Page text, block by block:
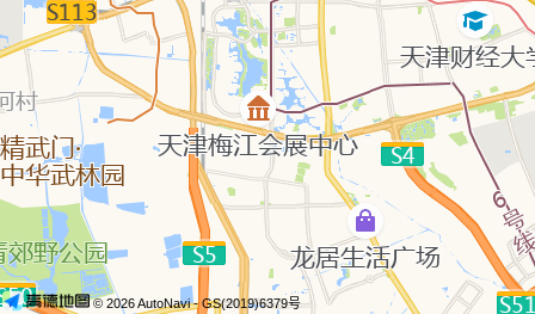
© 2026 AutoNavi- GS(2019)6379号